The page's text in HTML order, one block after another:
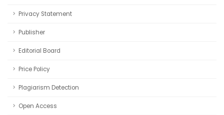
Privacy Statement
Publisher
Editorial Board
Price Policy
Plagiarism Detection
Open Access